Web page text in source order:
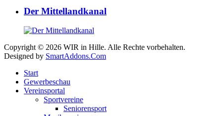
Der Mittellandkanal
Copyright © 2026 WIR in Hille. Alle Rechte vorbehalten.
Designed by SmartAddons.Com
Start
Gewerbeschau
Vereinsportal
Sportvereine
Seniorensport